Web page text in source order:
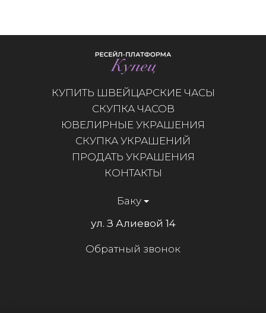
КУПИТЬ ШВЕЙЦАРСКИЕ ЧАСЫ
СКУПКА ЧАСОВ
ЮВЕЛИРНЫЕ УКРАШЕНИЯ
СКУПКА УКРАШЕНИЙ
ПРОДАТЬ УКРАШЕНИЯ
КОНТАКТЫ
Баку
ул. З Алиевой 14
Обратный звонок